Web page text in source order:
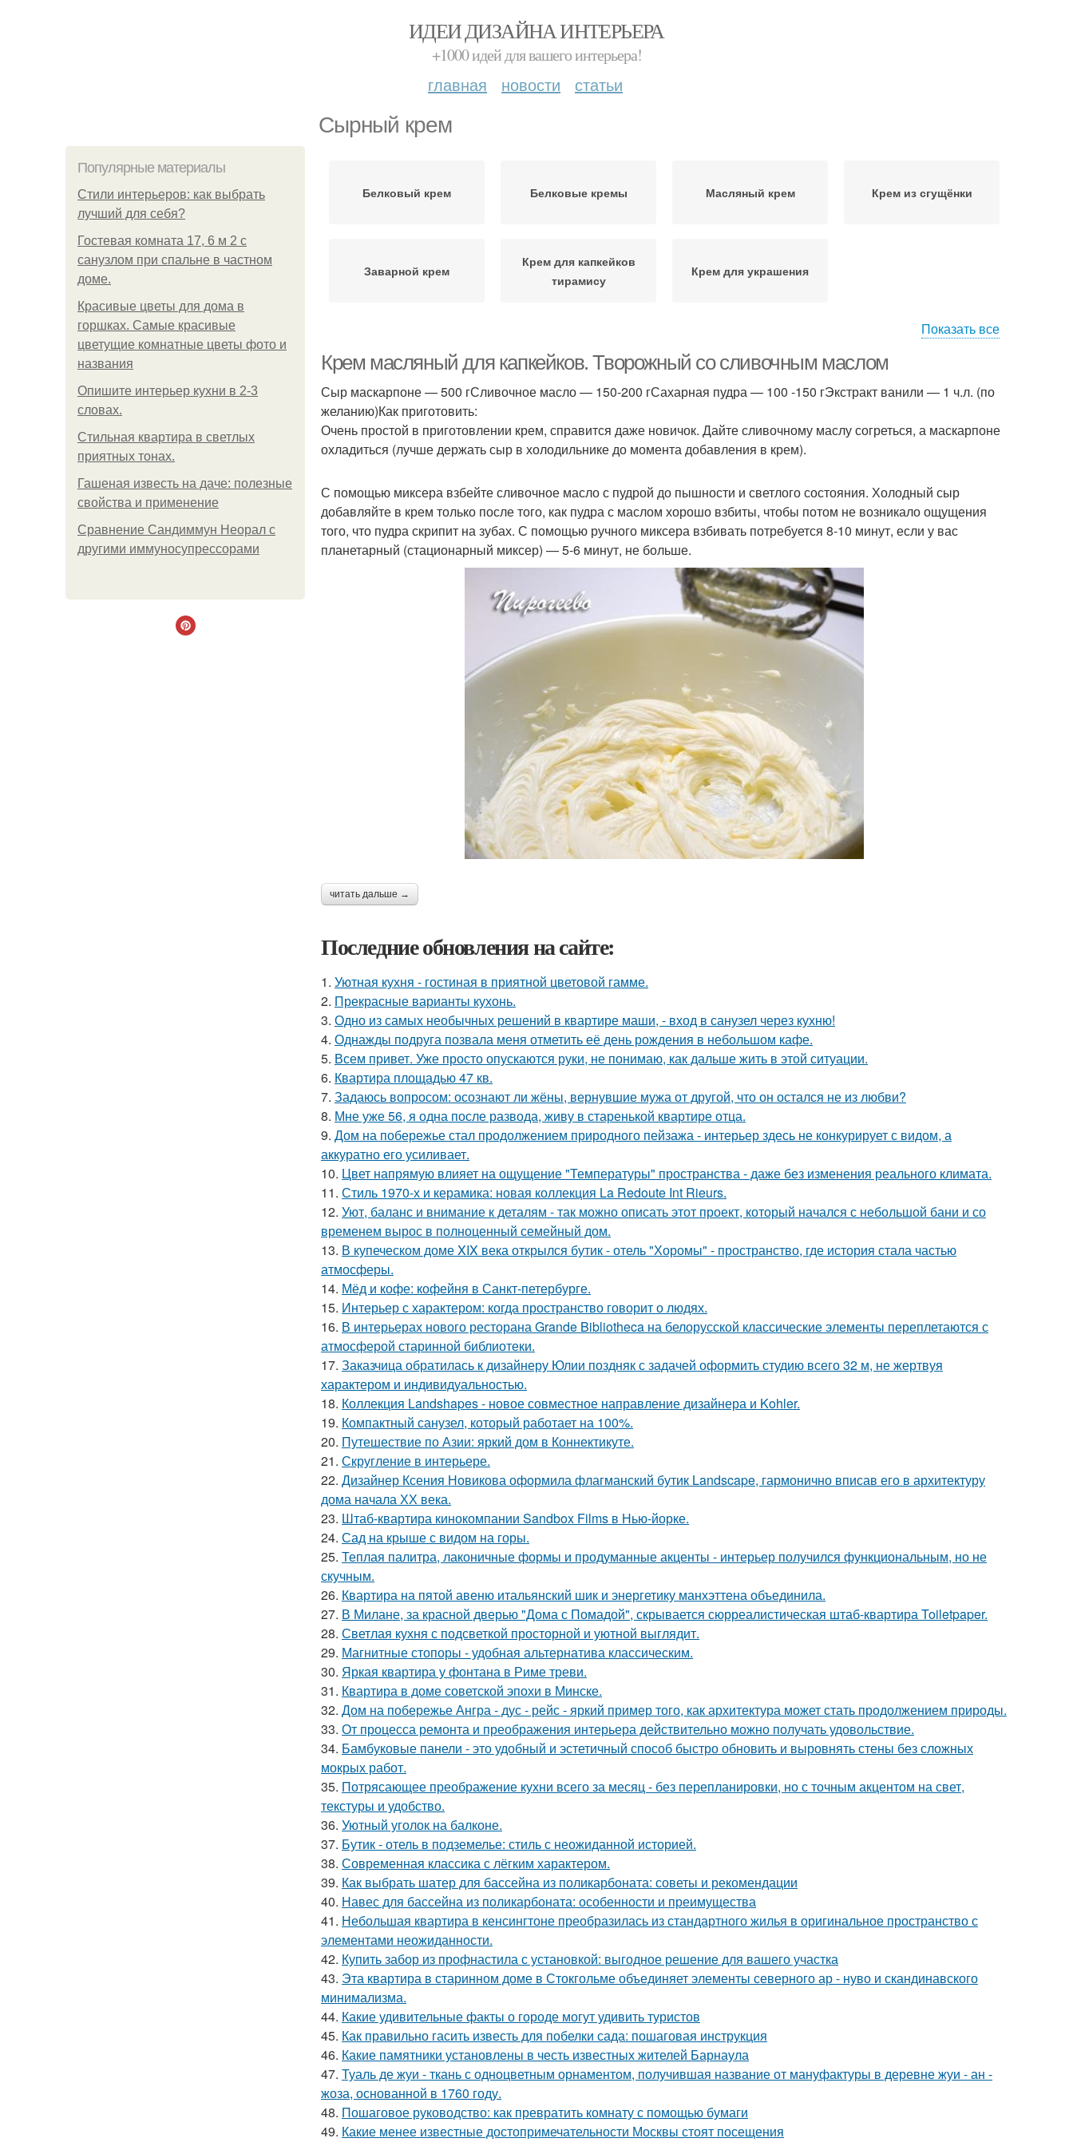
ИДЕИ ДИЗАЙНА ИНТЕРЬЕРА
+1000 идей для вашего интерьера!
главная новости статьи
Сырный крем
Популярные материалы
Стили интерьеров: как выбрать
лучший для себя?
Гостевая комната 17, 6 м 2 с
санузлом при спальне в частном
доме.
Красивые цветы для дома в
горшках. Самые красивые
цветущие комнатные цветы фото и
названия
Опишите интерьер кухни в 2-3
словах.
Стильная квартира в светлых
приятных тонах.
Гашеная известь на даче: полезные
свойства и применение
Сравнение Сандиммун Неорал с
другими иммуносупрессорами
Белковый крем Белковые кремы Масляный крем Крем из сгущёнки
Заварной крем
Крем для капкейков
тирамису
Крем для украшения
Показать все
Крем масляный для капкейков. Творожный со сливочным маслом
Сыр маскарпоне — 500 гСливочное масло — 150-200 гСахарная пудра — 100 -150 гЭкстракт ванили — 1 ч.л. (по
желанию)Как приготовить:
Очень простой в приготовлении крем, справится даже новичок. Дайте сливочному маслу согреться, а маскарпоне
охладиться (лучше держать сыр в холодильнике до момента добавления в крем).
С помощью миксера взбейте сливочное масло с пудрой до пышности и светлого состояния. Холодный сыр
добавляйте в крем только после того, как пудра с маслом хорошо взбиты, чтобы потом не возникало ощущения
того, что пудра скрипит на зубах. С помощью ручного миксера взбивать потребуется 8-10 минут, если у вас
планетарный (стационарный миксер) — 5-6 минут, не больше.
читать дальше →
Последние обновления на сайте:
1. Уютная кухня - гостиная в приятной цветовой гамме.
2. Прекрасные варианты кухонь.
3. Одно из самых необычных решений в квартире маши, - вход в санузел через кухню!
4. Однажды подруга позвала меня отметить её день рождения в небольшом кафе.
5. Всем привет. Уже просто опускаются руки, не понимаю, как дальше жить в этой ситуации.
6. Квартира площадью 47 кв.
7. Задаюсь вопросом: осознают ли жёны, вернувшие мужа от другой, что он остался не из любви?
8. Мне уже 56, я одна после развода, живу в старенькой квартире отца.
9. Дом на побережье стал продолжением природного пейзажа - интерьер здесь не конкурирует с видом, а
аккуратно его усиливает.
10. Цвет напрямую влияет на ощущение "Температуры" пространства - даже без изменения реального климата.
11. Стиль 1970-х и керамика: новая коллекция La Redoute Int Rieurs.
12. Уют, баланс и внимание к деталям - так можно описать этот проект, который начался с небольшой бани и со
временем вырос в полноценный семейный дом.
13. В купеческом доме XIX века открылся бутик - отель "Хоромы" - пространство, где история стала частью
атмосферы.
14. Мёд и кофе: кофейня в Санкт-петербурге.
15. Интерьер с характером: когда пространство говорит о людях.
16. В интерьерах нового ресторана Grande Bibliotheca на белорусской классические элементы переплетаются с
атмосферой старинной библиотеки.
17. Заказчица обратилась к дизайнеру Юлии поздняк с задачей оформить студию всего 32 м, не жертвуя
характером и индивидуальностью.
18. Коллекция Landshapes - новое совместное направление дизайнера и Kohler.
19. Компактный санузел, который работает на 100%.
20. Путешествие по Азии: яркий дом в Коннектикуте.
21. Скругление в интерьере.
22. Дизайнер Ксения Новикова оформила флагманский бутик Landscape, гармонично вписав его в архитектуру
дома начала ХХ века.
23. Штаб-квартира кинокомпании Sandbox Films в Нью-йорке.
24. Сад на крыше с видом на горы.
25. Теплая палитра, лаконичные формы и продуманные акценты - интерьер получился функциональным, но не
скучным.
26. Квартира на пятой авеню итальянский шик и энергетику манхэттена объединила.
27. В Милане, за красной дверью "Дома с Помадой", скрывается сюрреалистическая штаб-квартира Toiletpaper.
28. Светлая кухня с подсветкой просторной и уютной выглядит.
29. Магнитные стопоры - удобная альтернатива классическим.
30. Яркая квартира у фонтана в Риме треви.
31. Квартира в доме советской эпохи в Минске.
32. Дом на побережье Ангра - дус - рейс - яркий пример того, как архитектура может стать продолжением природы.
33. От процесса ремонта и преображения интерьера действительно можно получать удовольствие.
34. Бамбуковые панели - это удобный и эстетичный способ быстро обновить и выровнять стены без сложных
мокрых работ.
35. Потрясающее преображение кухни всего за месяц - без перепланировки, но с точным акцентом на свет,
текстуры и удобство.
36. Уютный уголок на балконе.
37. Бутик - отель в подземелье: стиль с неожиданной историей.
38. Современная классика с лёгким характером.
39. Как выбрать шатер для бассейна из поликарбоната: советы и рекомендации
40. Навес для бассейна из поликарбоната: особенности и преимущества
41. Небольшая квартира в кенсингтоне преобразилась из стандартного жилья в оригинальное пространство с
элементами неожиданности.
42. Купить забор из профнастила с установкой: выгодное решение для вашего участка
43. Эта квартира в старинном доме в Стокгольме объединяет элементы северного ар - нуво и скандинавского
минимализма.
44. Какие удивительные факты о городе могут удивить туристов
45. Как правильно гасить известь для побелки сада: пошаговая инструкция
46. Какие памятники установлены в честь известных жителей Барнаула
47. Туаль де жуи - ткань с одноцветным орнаментом, получившая название от мануфактуры в деревне жуи - ан -
жоза, основанной в 1760 году.
48. Пошаговое руководство: как превратить комнату с помощью бумаги
49. Какие менее известные достопримечательности Москвы стоят посещения